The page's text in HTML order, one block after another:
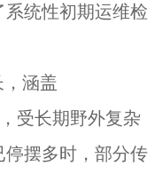
统性初期运维检
涵盖
受长期野外复杂
摆多时，部分传